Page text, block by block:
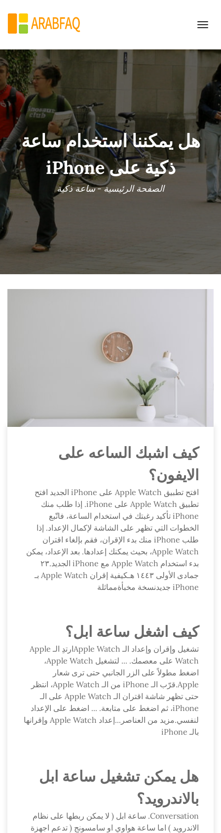
Toggle
هل يمكننا استخدام ساعة
ذكية على iPhone
الصفحة الرئيسية-ساعة ذكية
كيف اشبك الساعه على
الايفون؟
افتح تطبيق Apple Watch على iPhone الجديد افتح
تطبيق Apple Watch على iPhone. إذا طلب منك
iPhone تأكيد رغبتك في استخدام الساعة، فاتّبع
الخطوات التي تظهر على الشاشة لإكمال الإعداد. إذا
طلب iPhone منك بدء الإقران، فقم بإلغاء اقتران
Apple Watch، بحيث يمكنك إعدادها. بعد الإعداد، يمكن
بدء استخدام Apple Watch مع iPhone الجديد.٢٣
جمادى الأولى ١٤٤٣ هـكيفية إقران Apple Watch بـ
iPhone جديدنسخة مخبأةمماثلة
كيف اشغل ساعة ابل؟
تشغيل وإقران وإعداد الـ Apple Watchارتدِ الـ Apple
Watch على معصمك. ... لتشغيل Apple Watch،
اضغط مطولاً على الزر الجانبي حتى ترى شعار
Apple.قرّب الـ iPhone من الـ Apple Watch، انتظر
حتى تظهر شاشة اقتران الـ Apple Watch على الـ
iPhone، ثم اضغط على متابعة. ... اضغط على الإعداد
لنفسي.مزيد من العناصر...إعداد Apple Watch وإقرانها
بالـ iPhone
هل يمكن تشغيل ساعة ابل
بالاندرويد؟
Conversation. ساعة ابل ( لا يمكن ربطها على نظام
الاندرويد ) اما ساعة هواوي او سامسونج ( تدعم اجهزة